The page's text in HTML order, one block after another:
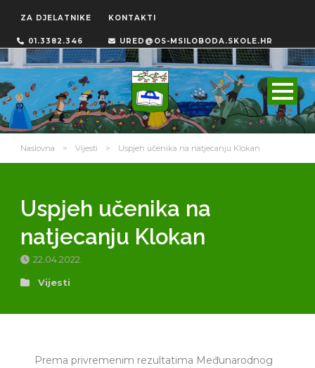
ZA DJELATNIKE KONTAKTI
01.3382.346 URED@OS-MSILOBODA.SKOLE.HR
Naslovna > Vijesti > Uspjeh učenika na natjecanju Klokan
Uspjeh učenika na
natjecanju Klokan
22.04.2022.
Vijesti
Prema privremenim rezultatima Međunarodnog